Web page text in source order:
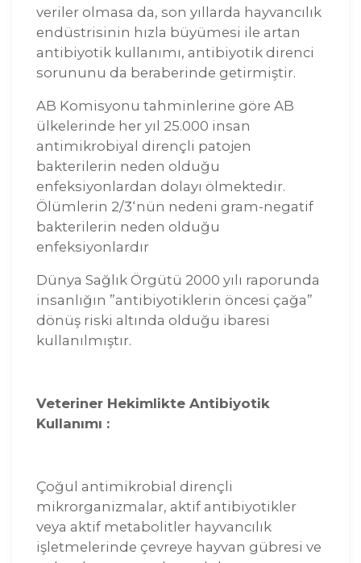
veriler olmasa da, son yıllarda hayvancılık
endüstrisinin hızla büyümesi ile artan
antibiyotik kullanımı, antibiyotik direnci
sorununu da beraberinde getirmiştir.
AB Komisyonu tahminlerine göre AB
ülkelerinde her yıl 25.000 insan
antimikrobiyal dirençli patojen
bakterilerin neden olduğu
enfeksiyonlardan dolayı ölmektedir.
Ölümlerin 2/3‘nün nedeni gram-negatif
bakterilerin neden olduğu
enfeksiyonlardır
Dünya Sağlık Örgütü 2000 yılı raporunda
insanlığın ”antibiyotiklerin öncesi çağa”
dönüş riski altında olduğu ibaresi
kullanılmıştır.
Veteriner Hekimlikte Antibiyotik
Kullanımı :
Çoğul antimikrobial dirençli
mikrorganizmalar, aktif antibiyotikler
veya aktif metabolitler hayvancılık
işletmelerinde çevreye hayvan gübresi ve